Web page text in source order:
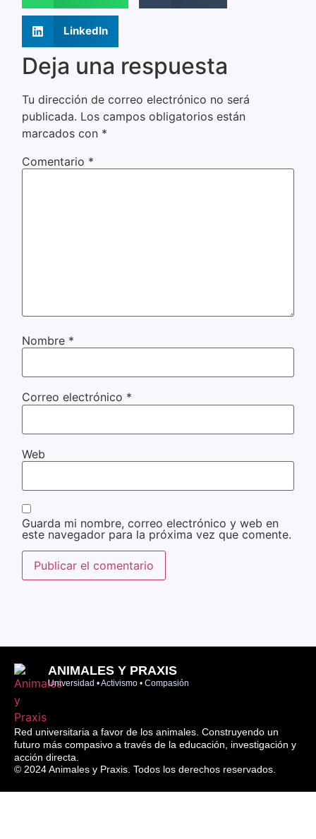
LinkedIn
Deja una respuesta
Tu dirección de correo electrónico no será
publicada. Los campos obligatorios están
marcados con *
Comentario *
Nombre *
Correo electrónico *
Web
Guarda mi nombre, correo electrónico y web en
este navegador para la próxima vez que comente.
ANIMALES Y PRAXIS
Universidad • Activismo • Compasión
Red universitaria a favor de los animales. Construyendo un
futuro más compasivo a través de la educación, investigación y
acción directa.
© 2024 Animales y Praxis. Todos los derechos reservados.